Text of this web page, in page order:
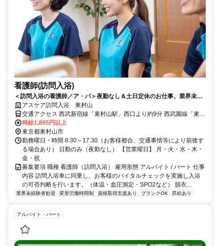
看護師(訪問入浴)
＜訪問入浴の看護師／ア・パ＞夜勤なし＆土日定休のお仕事。業界未経
験者・ブランクのある方も歓迎します！
アスケア訪問入浴 東村山
交通アクセス 西武新宿線「東村山駅」西口より約9分 西武園線「東村
山駅」西口より約9分 西武国分寺線「東村山駅」西口より約9分
時給1,895円以上
東京都東村山市
勤務曜日・時間 8:30～17:30（お客様都合、交通事情等により前後す
る場合あり） 日勤のみ（夜勤なし） 【営業曜日】 月・火・水・木・
金・祝
募集要項 職種 看護師（訪問入浴） 雇用形態 アルバイト / パート 仕事
内容 訪問入浴車に同乗し、お客様のバイタルチェックを実施し入浴
の可否判断を行います。（体温・血圧測定・SPO2など） 脱衣...
業界未経験者歓迎 変形労働時間制 資格取得支援あり ブランクOK 昇給あり
アルバイト・パート